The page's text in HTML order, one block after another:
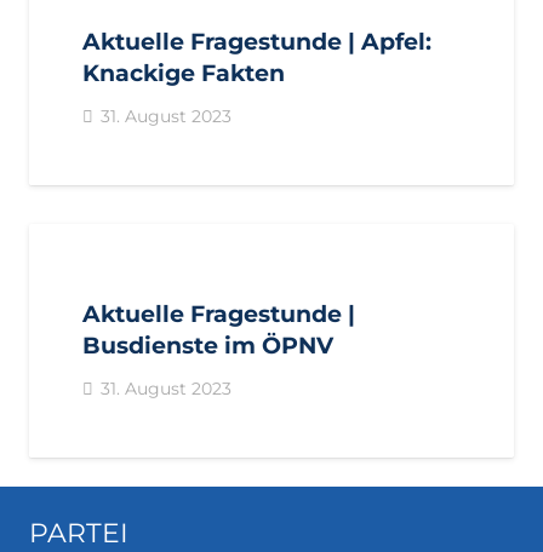
Aktuelle Fragestunde | Apfel:
Knackige Fakten
31. August 2023
Aktuelle Fragestunde |
Busdienste im ÖPNV
31. August 2023
PARTEI